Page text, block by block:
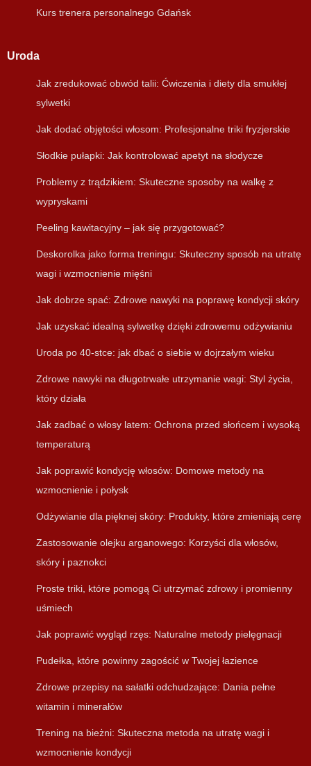
Kurs trenera personalnego Gdańsk
Uroda
Jak zredukować obwód talii: Ćwiczenia i diety dla smukłej
sylwetki
Jak dodać objętości włosom: Profesjonalne triki fryzjerskie
Słodkie pułapki: Jak kontrolować apetyt na słodycze
Problemy z trądzikiem: Skuteczne sposoby na walkę z
wypryskami
Peeling kawitacyjny – jak się przygotować?
Deskorolka jako forma treningu: Skuteczny sposób na utratę
wagi i wzmocnienie mięśni
Jak dobrze spać: Zdrowe nawyki na poprawę kondycji skóry
Jak uzyskać idealną sylwetkę dzięki zdrowemu odżywianiu
Uroda po 40-stce: jak dbać o siebie w dojrzałym wieku
Zdrowe nawyki na długotrwałe utrzymanie wagi: Styl życia,
który działa
Jak zadbać o włosy latem: Ochrona przed słońcem i wysoką
temperaturą
Jak poprawić kondycję włosów: Domowe metody na
wzmocnienie i połysk
Odżywianie dla pięknej skóry: Produkty, które zmieniają cerę
Zastosowanie olejku arganowego: Korzyści dla włosów,
skóry i paznokci
Proste triki, które pomogą Ci utrzymać zdrowy i promienny
uśmiech
Jak poprawić wygląd rzęs: Naturalne metody pielęgnacji
Pudełka, które powinny zagościć w Twojej łazience
Zdrowe przepisy na sałatki odchudzające: Dania pełne
witamin i minerałów
Trening na bieżni: Skuteczna metoda na utratę wagi i
wzmocnienie kondycji